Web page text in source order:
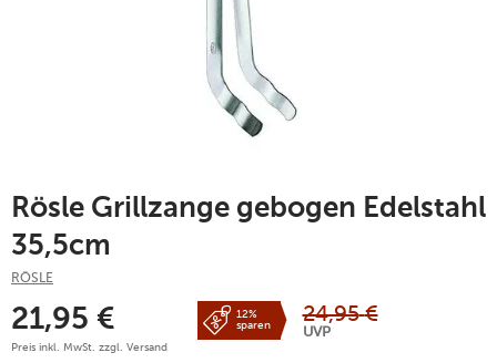
Rösle Grillzange gebogen Edelstahl
35,5cm
RÖSLE
21,95 €
Preis inkl. MwSt. zzgl. Versand
12%
sparen
24,95 €
UVP